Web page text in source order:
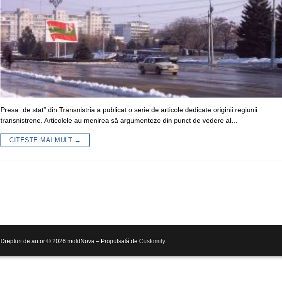
Presa „de stat” din Transnistria a publicat o serie de articole dedicate originii regiunii
transnistrene. Articolele au menirea să argumenteze din punct de vedere al…
CITEȘTE MAI MULT →
Drepturi de autor © 2026 moldNova – Propulsată de Customify.